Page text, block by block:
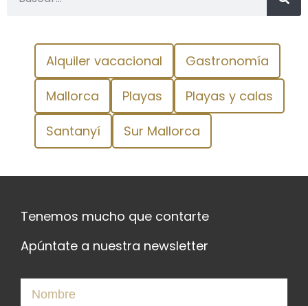
Alquiler vacacional Gastronomía
Mallorca Playas Playas y calas
Santanyí Sur Mallorca
Tenemos mucho que contarte
Apúntate a nuestra newsletter